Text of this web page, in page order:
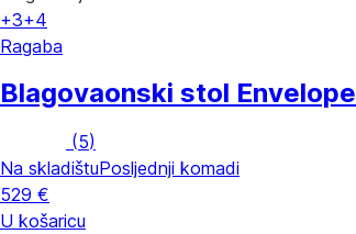
+3+4
Ragaba
Blagovaonski stol Envelope
(5)
Na skladištuPosljednji komadi
529 €
U košaricu